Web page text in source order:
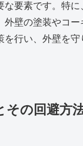
要素です。特
壁の塗装やコー
行い、外壁を守
その回避方